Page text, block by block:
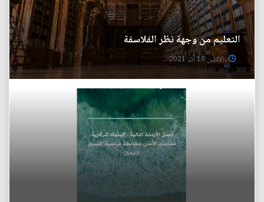
التعليم من وجهة نظر الفلاسفة
الأثنين 16 آب 2021